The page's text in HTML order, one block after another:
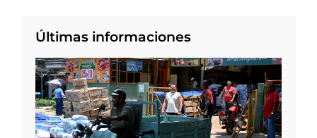
Últimas informaciones